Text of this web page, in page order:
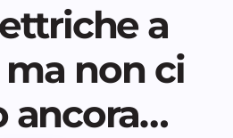
a
non ci
ancora…